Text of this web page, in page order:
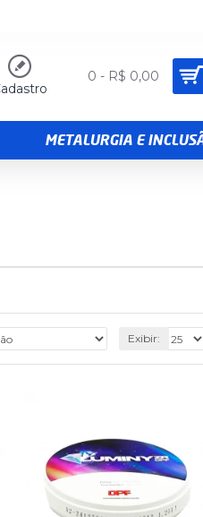
0 - R$ 0,00
METALURGIA E
Exibir: